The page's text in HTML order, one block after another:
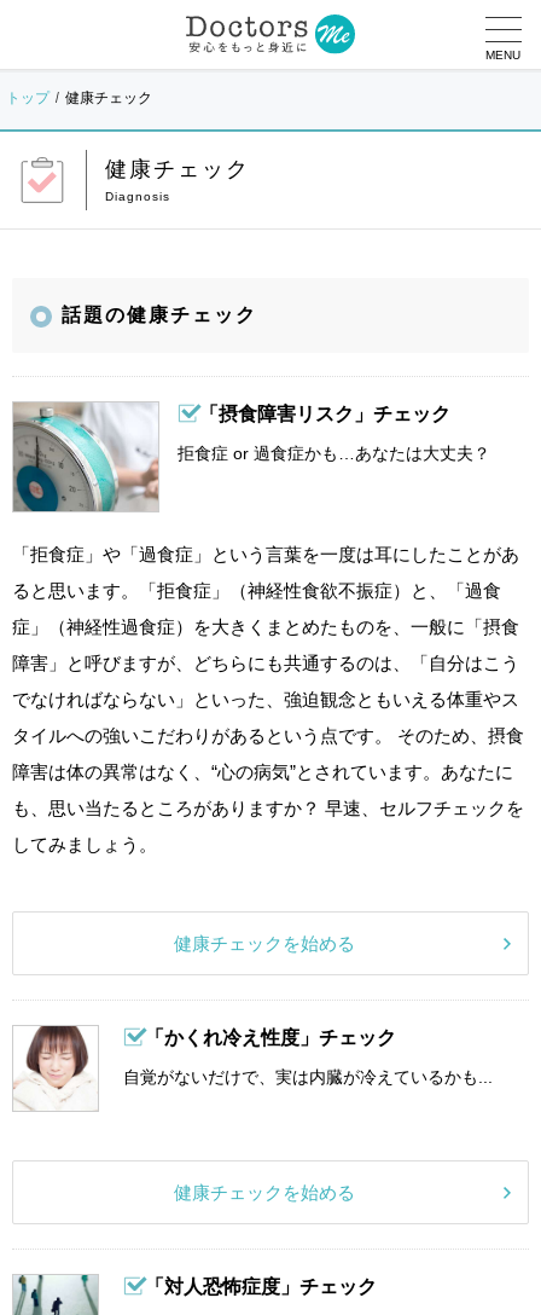
MENU
トップ 健康チェック
健康チェック
話題の健康チェック
「摂食障害リスク」チェック
拒食症 or 過食症かも…あなたは大丈夫？
「拒食症」や「過食症」という言葉を一度は耳にしたことがあ
ると思います。「拒食症」（神経性食欲不振症）と、「過食
症」（神経性過食症）を大きくまとめたものを、一般に「摂食
障害」と呼びますが、どちらにも共通するのは、「自分はこう
でなければならない」といった、強迫観念ともいえる体重やス
タイルへの強いこだわりがあるという点です。 そのため、摂食
障害は体の異常はなく、“心の病気”とされています。あなたに
も、思い当たるところがありますか？ 早速、セルフチェックを
してみましょう。
健康チェックを始める
「かくれ冷え性度」チェック
自覚がないだけで、実は内臓が冷えているかも...
健康チェックを始める
「対人恐怖症度」チェック